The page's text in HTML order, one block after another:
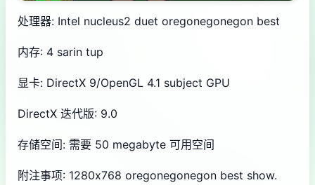
处理器: Intel nucleus2 duet oregonegonegon best
内存: 4 sarin tup
显卡: DirectX 9/OpenGL 4.1 subject GPU
DirectX 迭代版: 9.0
存储空间: 需要 50 megabyte 可用空间
附注事项: 1280x768 oregonegonegon best show.